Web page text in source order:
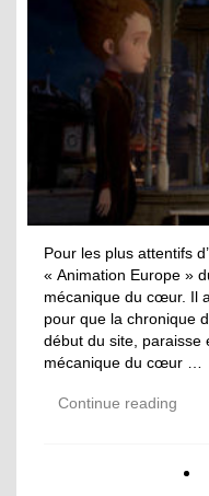
Pour les plus attentifs
« Animation Europe »
mécanique du cœur. Il
pour que la chronique
début du site, paraisse
mécanique du cœur …
Continue reading